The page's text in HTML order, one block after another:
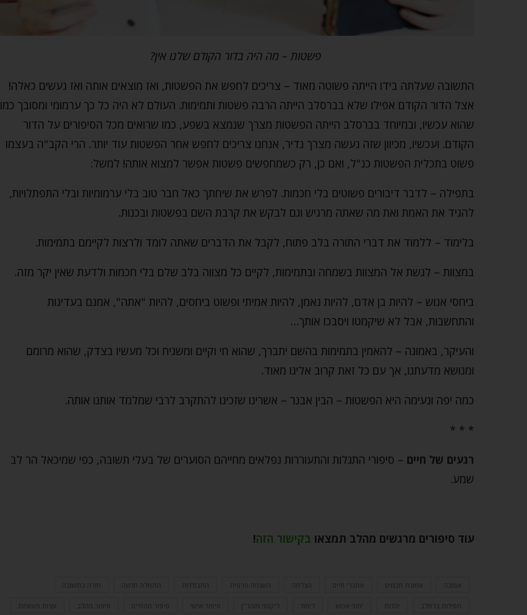
פשטות – מה היה בדור הקודם שלנו אין?
התשובה שעלתה בידו הייתה פשוטה מאוד – צריכים לחפש את הפשטות, ואז מוצאים אותה ואז נעשים כאלה!
אצל הדור הקודם אפילו שלא בברסלב הייתה הרבה פשטות ותמימות. העולם לא היה כל כך ערמומי ומסובך כמו
שהוא עכשיו, ובמיוחד בברסלב הייתה הפשטות מצרך שנמצא בשפע, כמו שרואים מכל הסיפורים על הדור
הקודם. ועכשיו, מכיוון שזה נעשה מצרך נדיר, אנחנו צריכים לחפש אחר הפשטות עוד יותר. הרי הקב"ה בעצמו
פשוט בתכלית הפשטות כנ"ל, ואם כן, רק כשמחפשים פשטות אפשר למצוא אותה! למשל:
בתפילה – לדבר דיבורים פשוטים בלי חכמות. לפרש את שיחתך כאל חבר טוב בלי ערמומיות ובלי התפתלויות,
להגיד את האמת ואת מה שאתה מרגיש וגם לבקש את קרבת השם בפשטות ובכנות.
בלימוד – ללמוד את דברי התורה בלב פתוח, לקבל את הדברים שאתה לומד ולרצות לקיימם בתמימות.
במצוות – לגשת אל המצוות בשמחה ובתמימות, לקיים כל מצווה בלב שלם בלי חכמות ולדעת שאין יקר מזה.
ביחסי אנוש – להיות בן אדם, להיות נאמן, להיות אמיתי ופשוט ביחסים, להיות "אתה", אמנם בעדינות
והתחשבות, אבל לא שיקמטו ויסבכו אותך…
והעיקר, באמונה – להאמין בתמימות בהשם יתברך, שהוא חי וקיים ומשגיח וכל מעשיו בצדק, שהוא מרומם
ומנושא מדעתנו, אך עם כל זאת קרוב אלינו מאוד.
כמה יפה ונעימה היא הפשטות – הבין אבנר – אשרינו שזכינו להתקרב לרבי שמלמד אותנו אותה.
* * *
רגעים של חיים – סיפורי התגלות והתעוררות נפלאים מחייהם הסוערים של בעלי תשובה, כפי שמיכאל הר לב
שמע.
עוד סיפורים מרגשים מהלב תמצאו בקישור הזה!
אמונה אמונת חכמים אתגרי חיים הצלחה השגחה פרטית התבודדות התחלה חדשה חזרה בתשובה
חסידות ברסלב יהדות יחסי אנוש לימוד ליקוטי מוהר"ן סיפור אישי סיפור מהחיים סיפור מהלב עצות מעשיות